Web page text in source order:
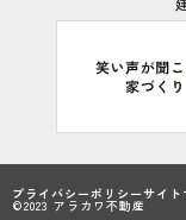
プライバシーポリシーサイト
©2023 アラカワ不動産